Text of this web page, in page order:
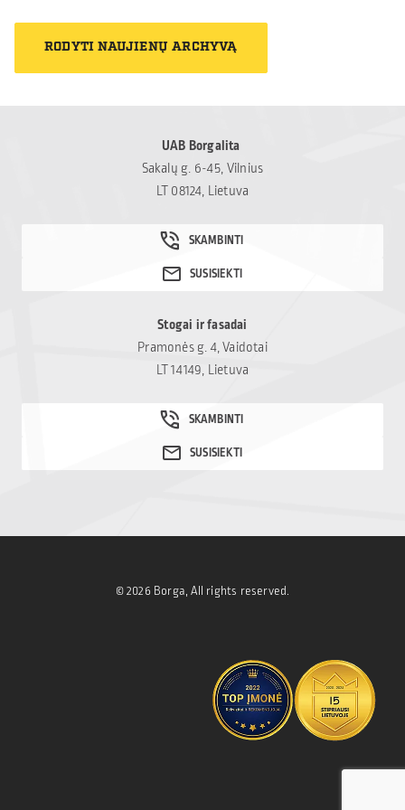
susiduria su nerimu,
sudėtingais gyvenimo
tokia pagalba gali tapti
svarbiu […]
pagalbą tiems, kam jos
labiausiai reikia. Šiais
metais skyrėme paramą
padedančiam šeimoms,
susiduriančioms su
vaikų onkologinėmis
tapti reikšminga
laikotarpiu
atsidūrusioms šeimoms:
Mamų unija.
RODYTI NAUJIENŲ ARCHYVĄ
UAB Borgalita
Sakalų g. 6-45, Vilnius
LT 08124, Lietuva
Stogai ir fasadai
Pramonės g. 4, Vaidotai
LT 14149, Lietuva
© 2026 Borga, All rights reserved.